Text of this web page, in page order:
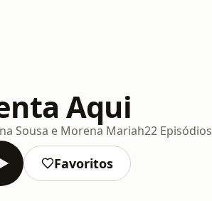
Aqui
Sousa e Morena Mariah22 Episódios
Favoritos